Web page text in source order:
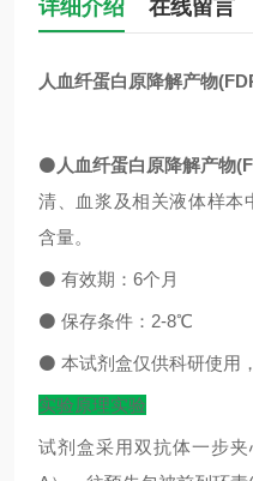
详细介绍 在线留言
人血纤蛋白原降解产物
⚫ 人血纤蛋白原降解产物
清、血浆及相关液体样本
含量。
⚫ 有效期： 6个月
⚫ 保存条件： 2-8℃
⚫ 本试剂盒仅供科研使用
实验原理实验
试剂盒采用双抗体一步